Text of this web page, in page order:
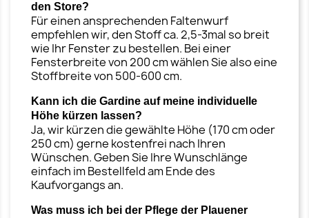
den Store?
Für einen ansprechenden Faltenwurf
empfehlen wir, den Stoff ca. 2,5-3mal so breit
wie Ihr Fenster zu bestellen. Bei einer
Fensterbreite von 200 cm wählen Sie also eine
Stoffbreite von 500-600 cm.
Kann ich die Gardine auf meine individuelle
Höhe kürzen lassen?
Ja, wir kürzen die gewählte Höhe (170 cm oder
250 cm) gerne kostenfrei nach Ihren
Wünschen. Geben Sie Ihre Wunschlänge
einfach im Bestellfeld am Ende des
Kaufvorgangs an.
Was muss ich bei der Pflege der Plauener